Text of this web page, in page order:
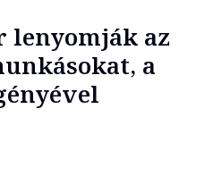
lenyomják az
a